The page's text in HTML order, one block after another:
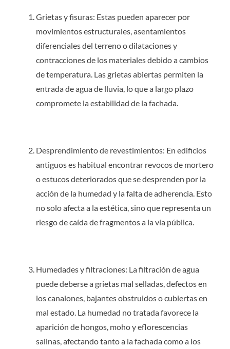
Grietas y fisuras: Estas pueden aparecer por
movimientos estructurales, asentamientos
diferenciales del terreno o dilataciones y
contracciones de los materiales debido a cambios
de temperatura. Las grietas abiertas permiten la
entrada de agua de lluvia, lo que a largo plazo
compromete la estabilidad de la fachada.
Desprendimiento de revestimientos: En edificios
antiguos es habitual encontrar revocos de mortero
o estucos deteriorados que se desprenden por la
acción de la humedad y la falta de adherencia. Esto
no solo afecta a la estética, sino que representa un
riesgo de caída de fragmentos a la vía pública.
Humedades y filtraciones: La filtración de agua
puede deberse a grietas mal selladas, defectos en
los canalones, bajantes obstruidos o cubiertas en
mal estado. La humedad no tratada favorece la
aparición de hongos, moho y eflorescencias
salinas, afectando tanto a la fachada como a los